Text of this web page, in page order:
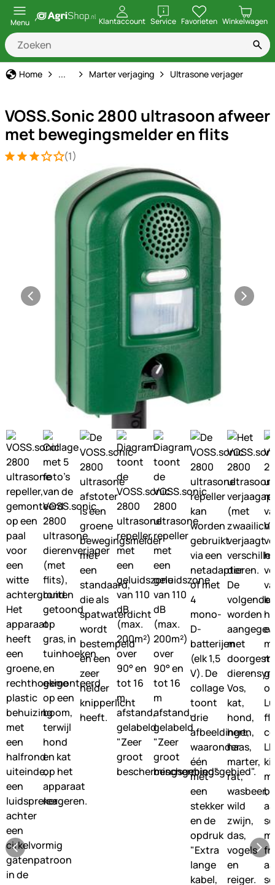
Menu Klantaccount ServiceopenenFavorieten Winkelwagen
Home Marter afweer
... Marter verjaging Ultrasone verjager
VOSS.Sonic 2800 ultrasoon afweer
met bewegingsmelder en flits
Beoordeling: 3 van 5 (1 beoordelingen)
1 Bewertung(1)